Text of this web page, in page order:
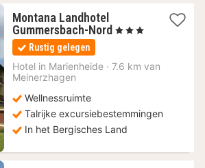
Montana Landhotel
Gummersbach-Nord 1
95
, 3 Sterren
Rustig gelegen
Hotel in Marienheide · 7.6 km van
Meinerzhagen
Wellnessruimte
Talrijke excursiebestemmingen
In het Bergisches Land